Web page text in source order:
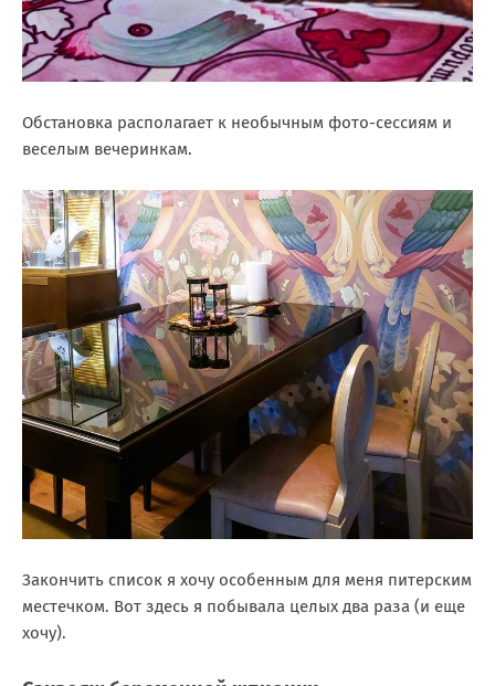
Обстановка располагает к необычным фото-сессиям и
веселым вечеринкам.
Закончить список я хочу особенным для меня питерским
местечком. Вот здесь я побывала целых два раза (и еще
хочу).